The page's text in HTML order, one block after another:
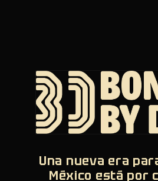
Una nueva era
México está por